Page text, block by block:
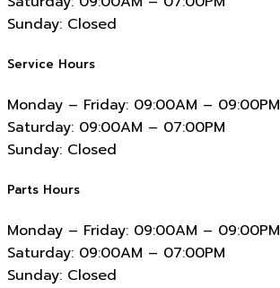
Sunday: Closed
Service Hours
Monday – Friday: 09:00AM – 09:00PM
Saturday: 09:00AM – 07:00PM
Sunday: Closed
Parts Hours
Monday – Friday: 09:00AM – 09:00PM
Saturday: 09:00AM – 07:00PM
Sunday: Closed